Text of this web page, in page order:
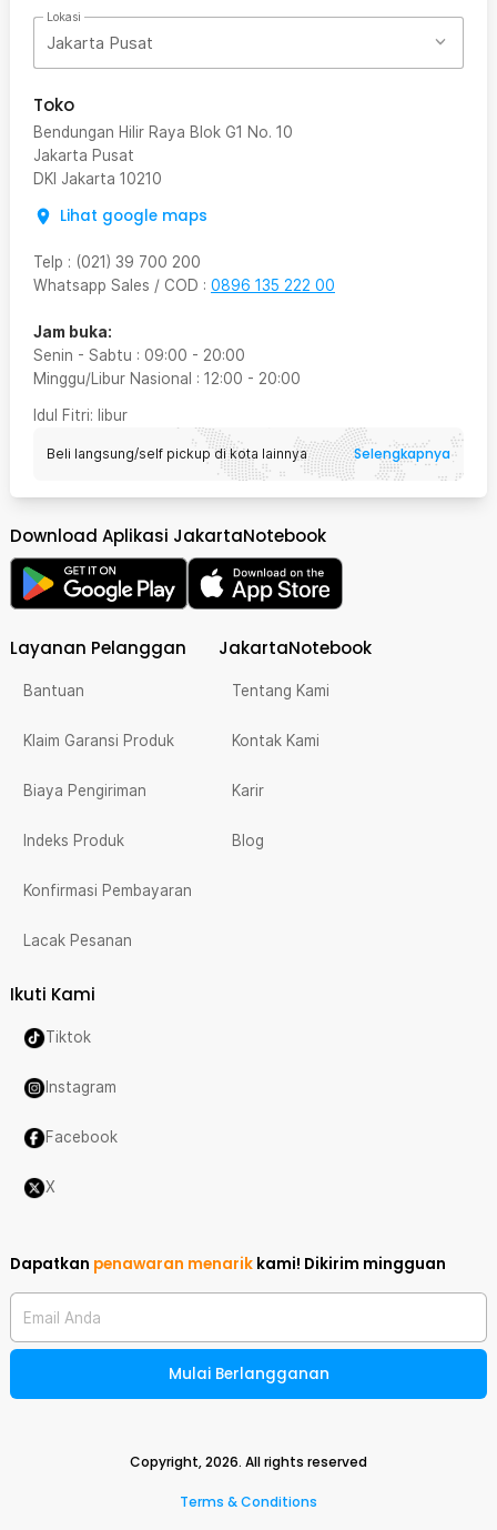
Lokasi
Jakarta Pusat
Toko
Bendungan Hilir Raya Blok G1 No. 10
Jakarta Pusat
DKI Jakarta 10210
Lihat google maps
Telp : (021) 39 700 200
Whatsapp Sales / COD : 0896 135 222 00
Jam buka:
Senin - Sabtu : 09:00 - 20:00
Minggu/Libur Nasional : 12:00 - 20:00
Idul Fitri: libur
Beli langsung/self pickup di kota lainnya Selengkapnya
Download Aplikasi JakartaNotebook
Layanan Pelanggan
Bantuan
Klaim Garansi Produk
Biaya Pengiriman
Indeks Produk
Konfirmasi Pembayaran
Lacak Pesanan
JakartaNotebook
Tentang Kami
Kontak Kami
Karir
Blog
Ikuti Kami
Tiktok
Instagram
Facebook
X
Dapatkan penawaran menarik kami! Dikirim mingguan
Email Anda
Mulai Berlangganan
Copyright,2026. All rights reserved
Terms & Conditions